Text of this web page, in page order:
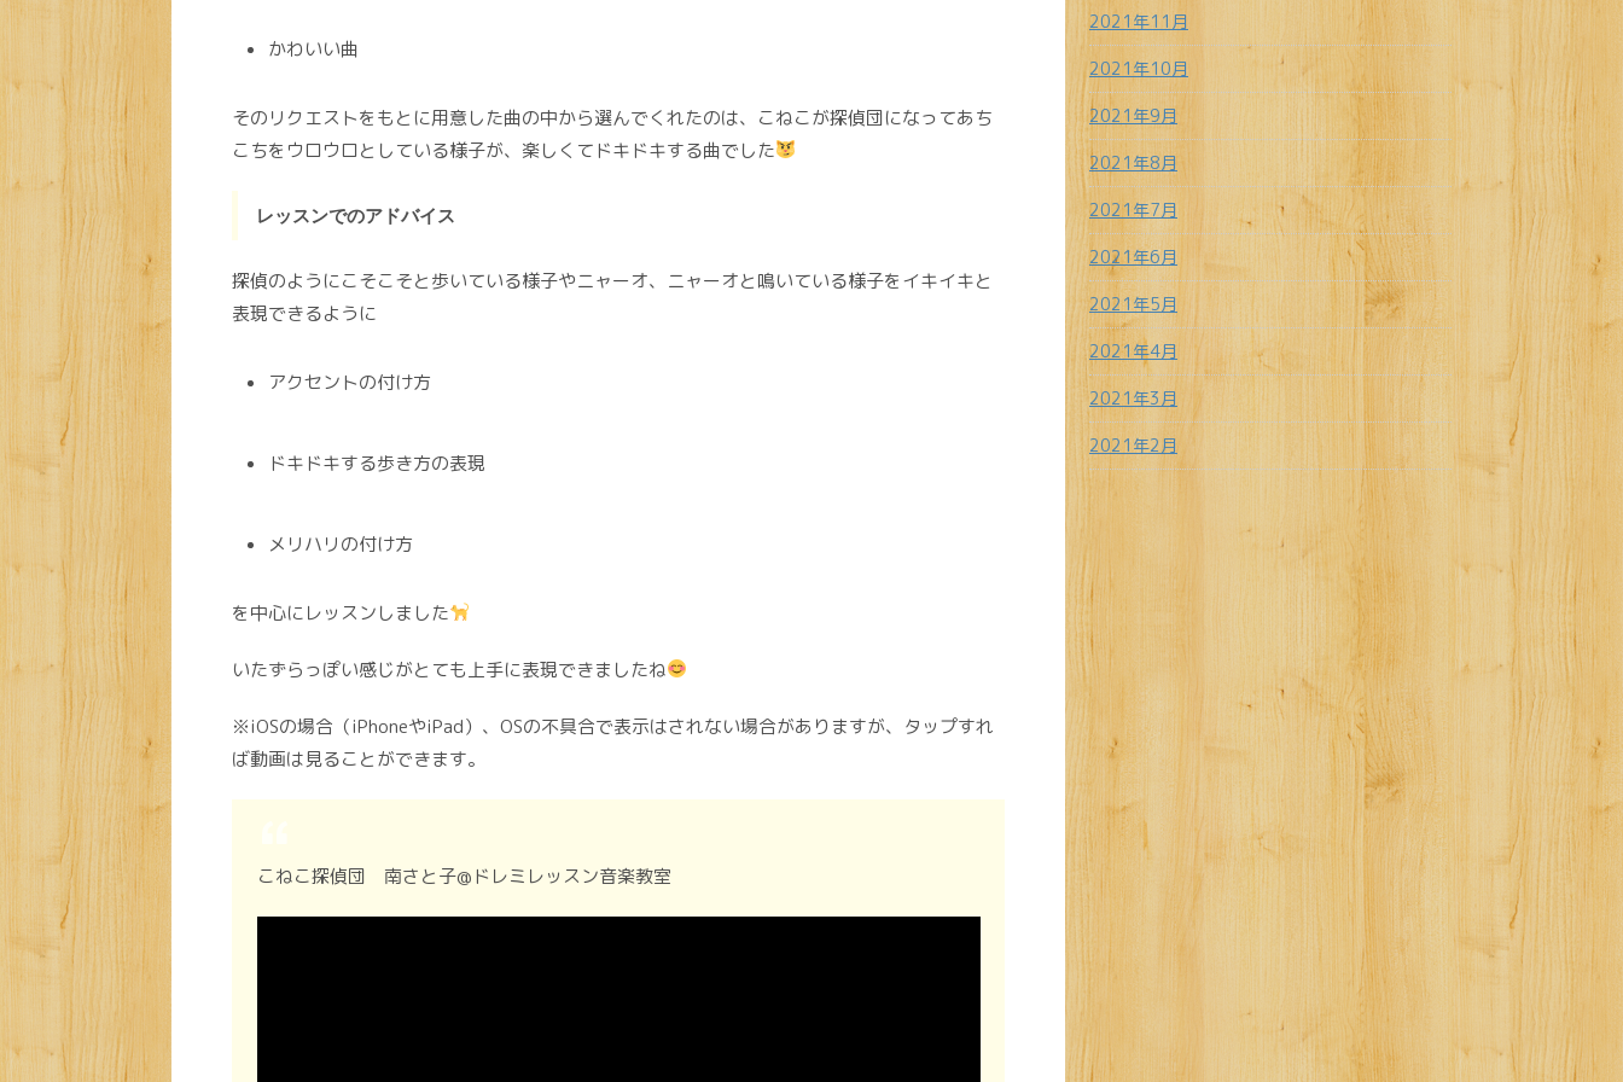
かわいい曲
そのリクエストをもとに用意した曲の中から選んでくれたのは、こねこが探偵団になってあち
こちをウロウロとしている様子が、楽しくてドキドキする曲でした
レッスンでのアドバイス
探偵のようにこそこそと歩いている様子やニャーオ、ニャーオと鳴いている様子をイキイキと
表現できるように
アクセントの付け方
ドキドキする歩き方の表現
メリハリの付け方
を中心にレッスンしました
いたずらっぽい感じがとても上手に表現できましたね
※iOSの場合（iPhoneやiPad）、OSの不具合で表示はされない場合がありますが、タップすれ
ば動画は見ることができます。
こねこ探偵団 南さと子@ドレミレッスン音楽教室
2021年11月
2021年10月
2021年9月
2021年8月
2021年7月
2021年6月
2021年5月
2021年4月
2021年3月
2021年2月